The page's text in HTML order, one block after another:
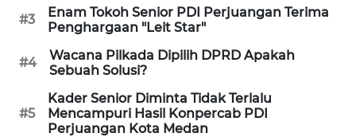
#3
Enam Tokoh Senior PDI Perjuangan Terima
Penghargaan "Leit Star"
#4
Wacana Pilkada Dipilih DPRD Apakah
Sebuah Solusi?
#5
Kader Senior Diminta Tidak Terlalu
Mencampuri Hasil Konpercab PDI
Perjuangan Kota Medan
TRAVEL
WAHANA
TV
WAHANANEWS
ID